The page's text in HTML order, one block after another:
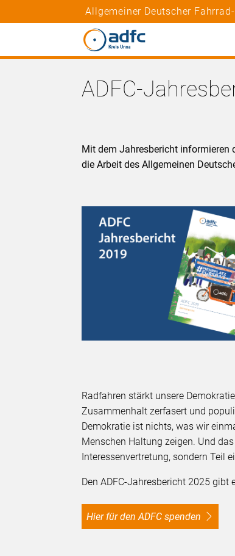
Allgemeiner Deutscher
ADFC-
Mit dem Jahresbericht informieren
die Arbeit des Allgemeinen
Radfahren stärkt unsere
Zusammenhalt zerfasert und
Demokratie ist nichts, was wir
Menschen Haltung zeigen. Und
Interessenvertretung, sondern Teil
Den ADFC-Jahresbericht 2025 gibt
Hier für den ADFC spenden